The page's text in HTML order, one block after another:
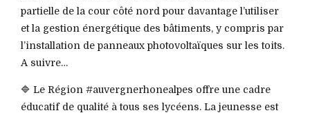
partielle de la cour côté nord pour davantage l’utiliser
et la gestion énergétique des bâtiments, y compris par
l’installation de panneaux photovoltaïques sur les toits.
A suivre…
🔷 Le Région #auvergnerhonealpes offre une cadre
éducatif de qualité à tous ses lycéens. La jeunesse est